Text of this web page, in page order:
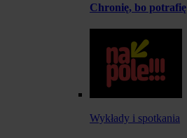
Chronię, bo potrafię
Wykłady i spotkania